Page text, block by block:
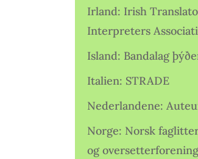
Irland: Irish
Interpreters
Island: Bandalag
Italien: STRADE
Nederlandene:
Norge: Norsk
og oversetterforening